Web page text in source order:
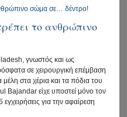
το ανθρώπινο
γνωστός και ως
σε χειρουργική επέμβαση
μέλη στα χέρια και τα πόδια του
Bajandar είχε υποστεί μόνο τον
για την αφαίρεση